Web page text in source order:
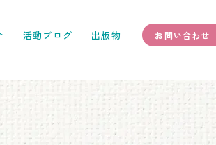
活動ブログ 出版物 お問い合わせ